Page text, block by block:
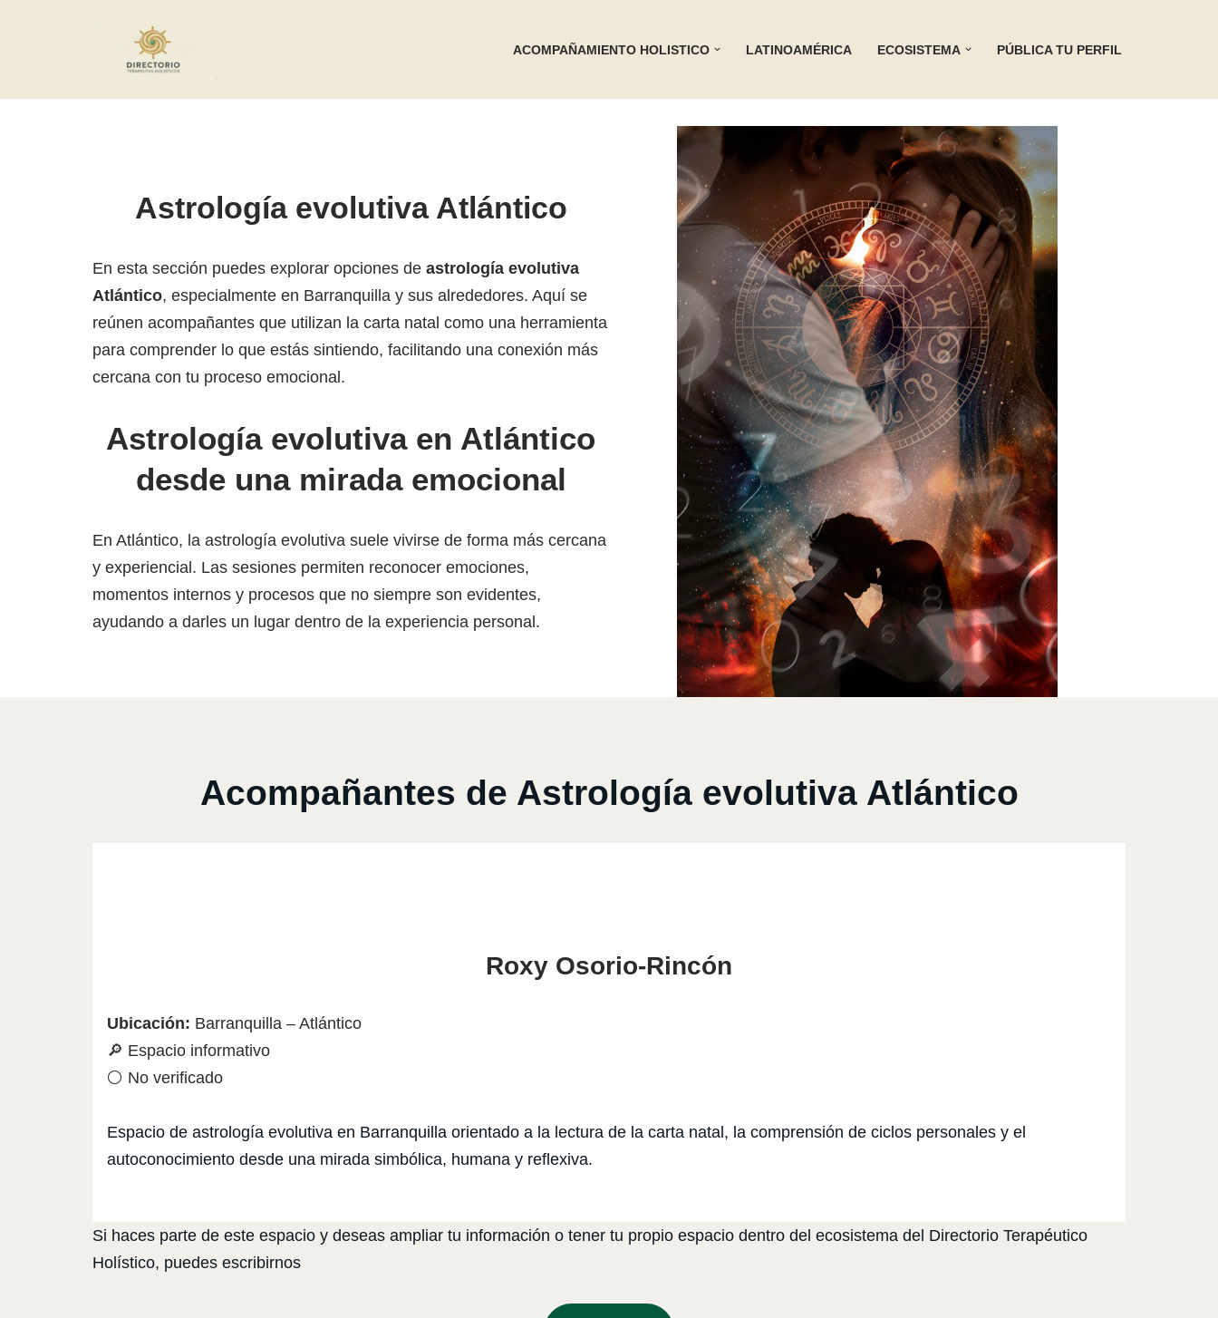
ACOMPAÑAMIENTO HOLISTICO LATINOAMÉRICA ECOSISTEMA PÚBLICA TU PERFIL
Astrología evolutiva Atlántico
En esta sección puedes explorar opciones de astrología evolutiva
Atlántico, especialmente en Barranquilla y sus alrededores. Aquí se
reúnen acompañantes que utilizan la carta natal como una herramienta
para comprender lo que estás sintiendo, facilitando una conexión más
cercana con tu proceso emocional.
Astrología evolutiva en Atlántico
desde una mirada emocional
En Atlántico, la astrología evolutiva suele vivirse de forma más cercana
y experiencial. Las sesiones permiten reconocer emociones,
momentos internos y procesos que no siempre son evidentes,
ayudando a darles un lugar dentro de la experiencia personal.
Acompañantes de Astrología evolutiva Atlántico
Roxy Osorio-Rincón
Ubicación: Barranquilla – Atlántico
🔎 Espacio informativo
⚪ No verificado
Espacio de astrología evolutiva en Barranquilla orientado a la lectura de la carta natal, la comprensión de ciclos personales y el
autoconocimiento desde una mirada simbólica, humana y reflexiva.
Si haces parte de este espacio y deseas ampliar tu información o tener tu propio espacio dentro del ecosistema del Directorio Terapéutico
Holístico, puedes escribirnos